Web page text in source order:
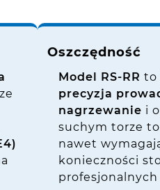
Oszczędność
Model RS-RR to
precyzja
nagrzewanie i
suchym torze
nawet
konieczności
profesjonalnych